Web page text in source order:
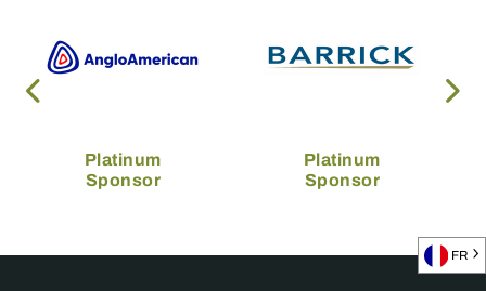
Platinum
Sponsor
Platinum
Sponsor
FR